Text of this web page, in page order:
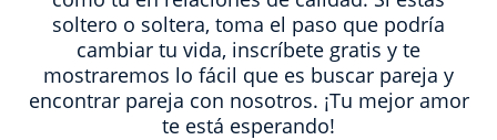
soltero o soltera, toma el paso que podría
cambiar tu vida, inscríbete gratis y te
mostraremos lo fácil que es buscar pareja y
encontrar pareja con nosotros. ¡Tu mejor amor
te está esperando!